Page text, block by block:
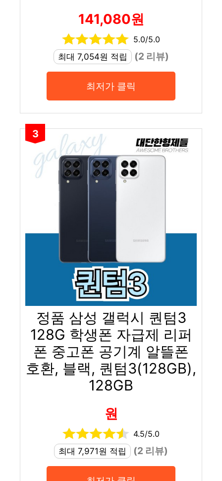
141,080원
5.0/5.0
최대 7,054원 적립
(2 리뷰)
최저가 클릭
3
정품 삼성 갤럭시 퀀텀3
128G 학생폰 자급제 리퍼
폰 중고폰 공기계 알뜰폰
호환, 블랙, 퀀텀3(128GB),
128GB
원
4.5/5.0
최대 7,971원 적립
(2 리뷰)